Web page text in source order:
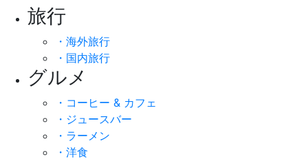
旅行
・海外旅行
・国内旅行
グルメ
・コーヒー & カフェ
・ジュースバー
・ラーメン
・洋食